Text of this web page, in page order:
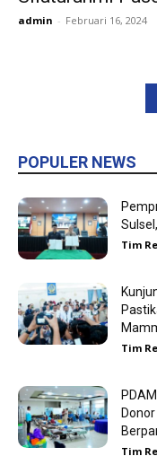
admin - Februari 16, 2024
POPULER NEWS
Tim
Tim
Tim